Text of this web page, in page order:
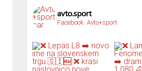
avto.sport
Facebook: Avto+sport